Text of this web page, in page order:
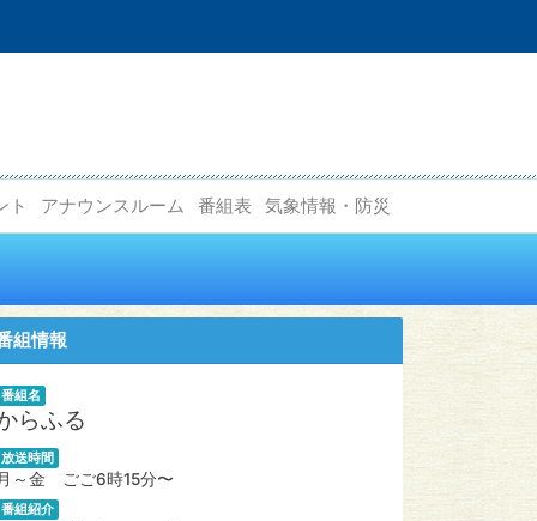
ト アナウンスルーム 番組表 気象情報・防災
組情報
番組名
らふる
放送時間
～金 ごご6時15分〜
番組紹介